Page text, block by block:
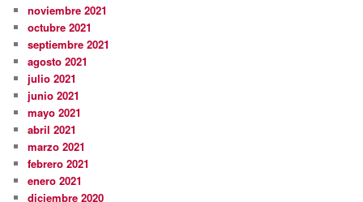
noviembre 2021
octubre 2021
septiembre 2021
agosto 2021
julio 2021
junio 2021
mayo 2021
abril 2021
marzo 2021
febrero 2021
enero 2021
diciembre 2020